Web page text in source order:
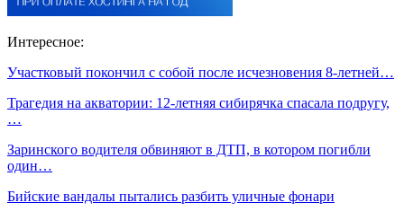
Интересное:
Участковый покончил с собой после исчезновения 8-летней…
Трагедия на акватории: 12-летняя сибирячка спасала подругу,
…
Заринского водителя обвиняют в ДТП, в котором погибли
один…
Бийские вандалы пытались разбить уличные фонари